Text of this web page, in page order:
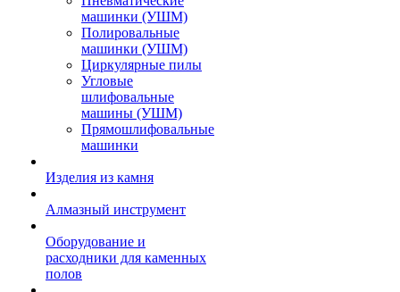
машинки (УШМ)
Полировальные
машинки (УШМ)
Циркулярные пилы
Угловые
шлифовальные
машины (УШМ)
Прямошлифовальные
машинки
Изделия из камня
Алмазный инструмент
Оборудование и
расходники для каменных
полов